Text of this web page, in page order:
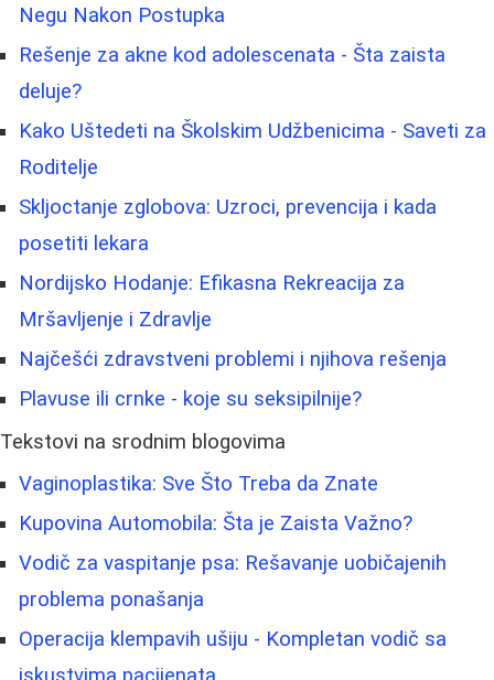
Negu Nakon Postupka
Rešenje za akne kod adolescenata - Šta zaista
deluje?
Kako Uštedeti na Školskim Udžbenicima - Saveti za
Roditelje
Skljoctanje zglobova: Uzroci, prevencija i kada
posetiti lekara
Nordijsko Hodanje: Efikasna Rekreacija za
Mršavljenje i Zdravlje
Najčešći zdravstveni problemi i njihova rešenja
Plavuse ili crnke - koje su seksipilnije?
Tekstovi na srodnim blogovima
Vaginoplastika: Sve Što Treba da Znate
Kupovina Automobila: Šta je Zaista Važno?
Vodič za vaspitanje psa: Rešavanje uobičajenih
problema ponašanja
Operacija klempavih ušiju - Kompletan vodič sa
iskustvima pacijenata